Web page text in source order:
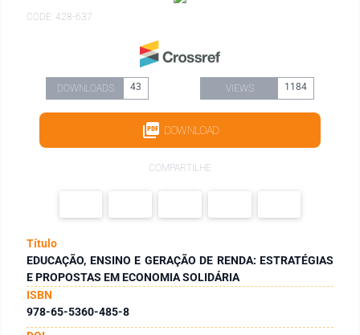
CODE: 428-637
DOWNLOADS 43 VIEWS 1184
DOWNLOAD
COMPARTILHE
Título
EDUCAÇÃO, ENSINO E GERAÇÃO DE RENDA: ESTRATÉGIAS
E PROPOSTAS EM ECONOMIA SOLIDÁRIA
ISBN
978-65-5360-485-8